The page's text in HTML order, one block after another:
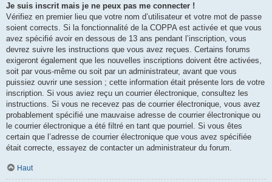
Je suis inscrit mais je ne peux pas me connecter !
Vérifiez en premier lieu que votre nom d’utilisateur et votre mot de passe
soient corrects. Si la fonctionnalité de la COPPA est activée et que vous
avez spécifié avoir en dessous de 13 ans pendant l’inscription, vous
devrez suivre les instructions que vous avez reçues. Certains forums
exigeront également que les nouvelles inscriptions doivent être activées,
soit par vous-même ou soit par un administrateur, avant que vous
puissiez ouvrir une session ; cette information était présente lors de votre
inscription. Si vous aviez reçu un courrier électronique, consultez les
instructions. Si vous ne recevez pas de courrier électronique, vous avez
probablement spécifié une mauvaise adresse de courrier électronique ou
le courrier électronique a été filtré en tant que pourriel. Si vous êtes
certain que l’adresse de courrier électronique que vous avez spécifiée
était correcte, essayez de contacter un administrateur du forum.
Haut